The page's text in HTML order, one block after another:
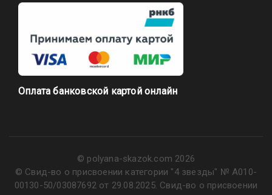
Оплата банковской картой онлайн
© polyana-skazok.com 2026
© Свид-во о присвоении категории "4 звезды" № А010-
00130-50/03087692 от 29.08.2025. Свид-во о присвоении